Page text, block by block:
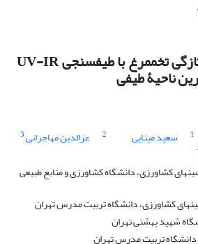
ارزیابی غیرمخرب تازگی تخم‏مرغ با طیف‏سنجی UV-IR
ناحیۀ طیفی
1 سعید مینایی 2 عزالدین مهاجرانی3
کشاورزی، دانشگاه کشاورزی و منابع طبیعی
کشاورزی، دانشگاه تربیت مدرس تهران
شهید بهشتی تهران
دانشگاه تربیت مدرس تهران